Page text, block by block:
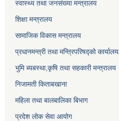
स्वास्थ्य तथा जनसंख्या मन्त्रालय
शिक्षा मन्त्रालय
सामाजिक विकास मन्त्रालय
प्रधानमन्त्री तथा मन्त्रिपरिषद्को कार्यालय
भुमि ब्यबस्था,कृषि तथा सहकारी मन्त्रालय
निजामती किताबखाना
महिला तथा बालबालिका बिभाग
प्रदेश लोक सेवा आयोग